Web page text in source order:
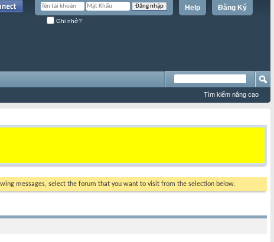
Đăng Ký
Help
Ghi nhớ?
Tìm kiếm nâng cao
messages, select the forum that you want to visit from the selection below.